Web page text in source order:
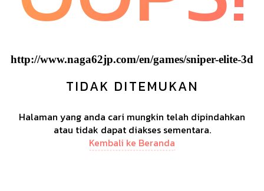
http://www.naga62jp.com/en/games/sniper-elite-3d
TIDAK DITEMUKAN
Halaman yang anda cari mungkin telah dipindahkan
atau tidak dapat diakses sementara.
Kembali ke Beranda